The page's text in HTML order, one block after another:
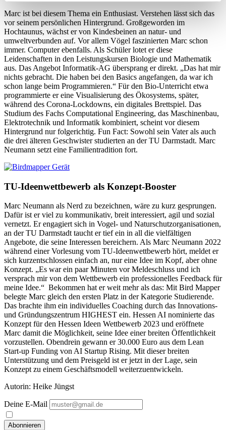
Marc ist bei diesem Thema ein Enthusiast. Verstehen lässt sich das
vor seinem persönlichen Hintergrund. Großgeworden im
Hochtaunus, wächst er von Kindesbeinen an natur- und
umweltverbunden auf. Vor allem Vögel faszinierten Marc schon
immer. Computer ebenfalls. Als Schüler lotet er diese
Leidenschaften in den Leistungskursen Biologie und Mathematik
aus. Das Angebot Informatik-AG übersprang er direkt. „Das hat mir
nichts gebracht. Die haben bei den Basics angefangen, da war ich
schon lange beim Programmieren.“ Für den Bio-Unterricht etwa
programmierte er eine Visualisierung des Ökosystems, später,
während des Corona-Lockdowns, ein digitales Brettspiel. Das
Studium des Fachs Computational Engineering, das Maschinenbau,
Elektrotechnik und Informatik kombiniert, scheint vor diesem
Hintergrund nur folgerichtig. Fun Fact: Sowohl sein Vater als auch
die drei älteren Geschwister studierten an der TU Darmstadt. Marc
Neumann setzt eine Familientradition fort.
TU-Ideenwettbewerb als Konzept-Booster
Marc Neumann als Nerd zu bezeichnen, wäre zu kurz gesprungen.
Dafür ist er viel zu kommunikativ, breit interessiert, agil und sozial
vernetzt. Er engagiert sich in Vogel- und Naturschutzorganisationen,
an der TU Darmstadt taucht er tief ein in all die vielfältigen
Angebote, die seine Interessen bereichern. Als Marc Neumann 2022
während einer Vorlesung vom TU-Ideenwettbewerb hört, meldet er
sich kurzentschlossen einfach an, nur eine Idee im Kopf, aber ohne
Konzept. „Es war ein paar Minuten vor Meldeschluss und ich
versprach mir von dem Wettbewerb ein professionelles Feedback für
meine Idee.“ Bekommen hat er weit mehr als das: Mit Bird Mapper
belegte Marc gleich den ersten Platz in der Kategorie Studierende.
Das brachte ihm ein individuelles Coaching durch das Innovations-
und Gründungszentrum HIGHEST ein. Hessen AI nominierte das
Konzept für den Hessen Ideen Wettbewerb 2023 und eröffnete
Marc damit die Möglichkeit, seine Idee einer breiten Öffentlichkeit
vorzustellen. Obendrein gewann er 30.000 Euro aus dem Lean
Start-up Funding von AI Startup Rising. Mit dieser breiten
Unterstützung und dem Preisgeld ist er jetzt in der Lage, sein
Konzept zu einem Geschäftsmodell weiterzuentwickeln.
Autorin: Heike Jüngst
Deine E-Mail
Abonnieren